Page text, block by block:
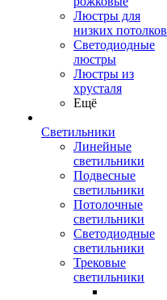
Люстры для
низких потолков
Cветодиодные
люстры
Люстры из
хрусталя
Ещё
Светильники
Линейные
светильники
Подвесные
светильники
Потолочные
светильники
Светодиодные
светильники
Трековые
светильники